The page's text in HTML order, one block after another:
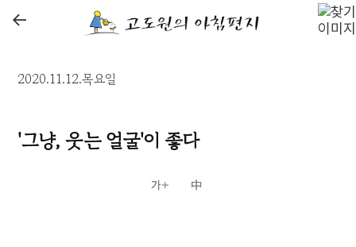
←
2020.11.12.목요일
'그냥, 웃는 얼굴'이 좋다